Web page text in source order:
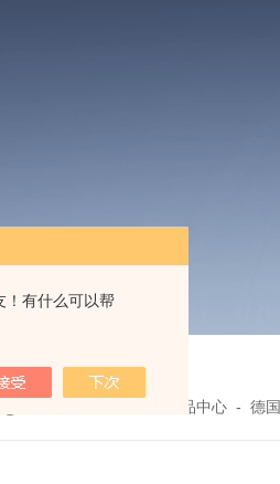
！有什么可以帮
产品中心 -德